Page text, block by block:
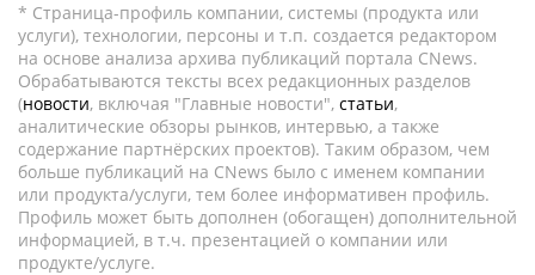
* Страница-профиль компании, системы (продукта или
услуги), технологии, персоны и т.п. создается редактором
на основе анализа архива публикаций портала CNews.
Обрабатываются тексты всех редакционных разделов
(новости, включая "Главные новости", статьи,
аналитические обзоры рынков, интервью, а также
содержание партнёрских проектов). Таким образом, чем
больше публикаций на CNews было с именем компании
или продукта/услуги, тем более информативен профиль.
Профиль может быть дополнен (обогащен) дополнительной
информацией, в т.ч. презентацией о компании или
продукте/услуге.